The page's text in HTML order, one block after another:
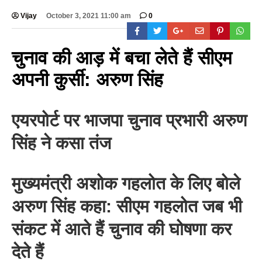
Vijay October 3, 2021 11:00 am 0
चुनाव की आड़ में बचा लेते हैं सीएम
अपनी कुर्सी: अरुण सिंह
एयरपोर्ट पर भाजपा चुनाव प्रभारी अरुण
सिंह ने कसा तंज
मुख्यमंत्री अशोक गहलोत के लिए बोले
अरुण सिंह कहा: सीएम गहलोत जब भी
संकट में आते हैं चुनाव की घोषणा कर
देते हैं